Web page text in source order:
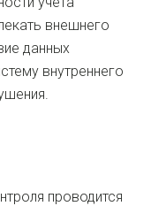
внешнего
данных
внутреннего
проводится